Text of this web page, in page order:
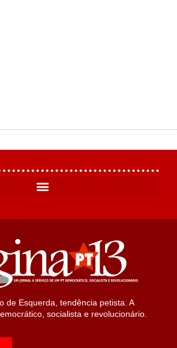
de Esquerda, tendência petista. A
socialista e revolucionário.